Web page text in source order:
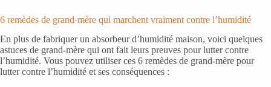
6 remèdes de grand-mère qui marchent vraiment contre l’humidité
En plus de fabriquer un absorbeur d’humidité maison, voici quelques
astuces de grand-mère qui ont fait leurs preuves pour lutter contre
l’humidité. Vous pouvez utiliser ces 6 remèdes de grand-mère pour
lutter contre l’humidité et ses conséquences :